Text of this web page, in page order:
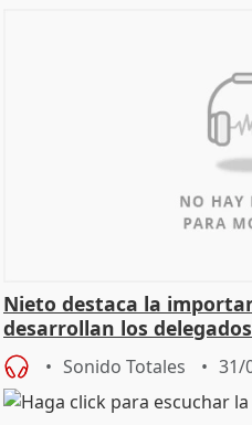
Nieto destaca la
desarrollan los
Sonido Totales 31/